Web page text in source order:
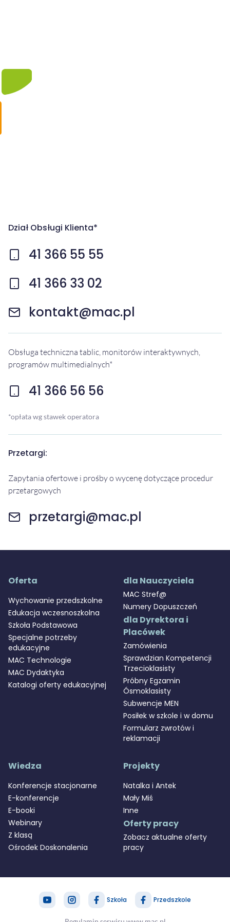
Dział Obsługi Klienta*
41 366 55 55
41 366 33 02
kontakt@mac.pl
Obsługa techniczna tablic, monitorów interaktywnych,
programów multimedialnych*
41 366 56 56
*opłata wg stawek operatora
Przetargi:
Zapytania ofertowe i prośby o wycenę dotyczące procedur
przetargowych
przetargi@mac.pl
Oferta
Wychowanie przedszkolne
Edukacja wczesnoszkolna
Szkoła Podstawowa
Specjalne potrzeby
edukacyjne
MAC Technologie
MAC Dydaktyka
Katalogi oferty edukacyjnej
dla Nauczyciela
MAC Stref@
Numery Dopuszczeń
dla Dyrektora i
Placówek
Zamówienia
Sprawdzian Kompetencji
Trzecioklasisty
Próbny Egzamin
Ósmoklasisty
Subwencje MEN
Posiłek w szkole i w domu
Formularz zwrotów i
reklamacji
Wiedza
Konferencje stacjonarne
E-konferencje
E-booki
Webinary
Z klasą
Ośrodek Doskonalenia
Projekty
Natalka i Antek
Mały Miś
Inne
Oferty pracy
Zobacz aktualne oferty
pracy
Szkoła Przedszkole